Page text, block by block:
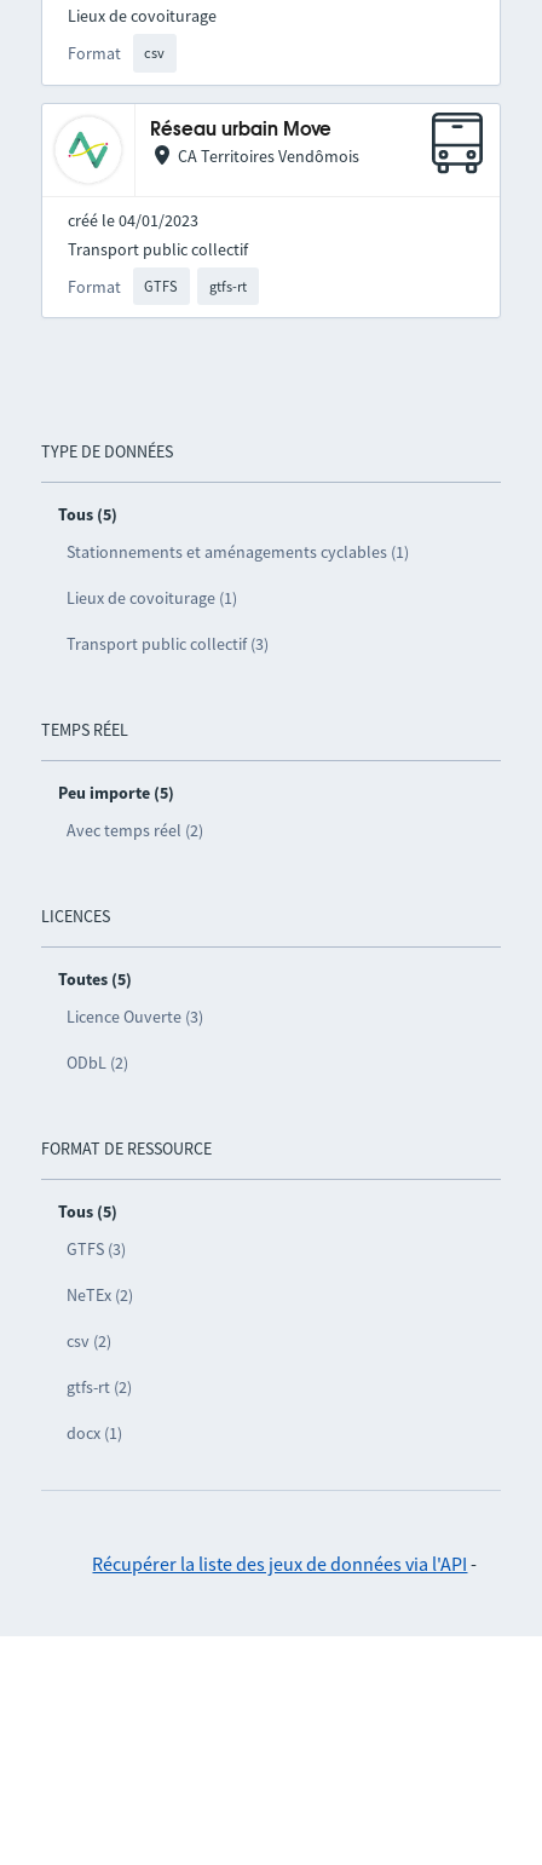
TYPE DE DONNÉES
Tous (5)
Stationnements et aménagements cyclables (1)
Lieux de covoiturage (1)
Transport public collectif (3)
TEMPS RÉEL
Peu importe (5)
Avec temps réel (2)
LICENCES
Toutes (5)
Licence Ouverte (3)
ODbL (2)
FORMAT DE RESSOURCE
Tous (5)
GTFS (3)
NeTEx (2)
csv (2)
gtfs-rt (2)
docx (1)
Format csv
Lieux de covoiturage
Réseau urbain Move
CA Territoires Vendômois
créé le 04/01/2023
Format GTFS gtfs-rt
Transport public collectif
Récupérer la liste des jeux de données via l'API -